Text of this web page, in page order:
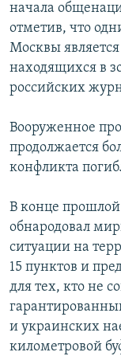
начала
отметив, что
Москвы
находящихся в
российских
Вооруженное
продолжается
конфликта
В конце
обнародовал
ситуации на
15 пунктов и
для тех, кто не
и украинских
километровой